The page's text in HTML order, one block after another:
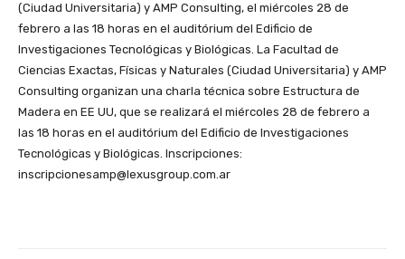
(Ciudad Universitaria) y AMP Consulting, el miércoles 28 de
febrero a las 18 horas en el auditórium del Edificio de
Investigaciones Tecnológicas y Biológicas. La Facultad de
Ciencias Exactas, Físicas y Naturales (Ciudad Universitaria) y AMP
Consulting organizan una charla técnica sobre Estructura de
Madera en EE UU, que se realizará el miércoles 28 de febrero a
las 18 horas en el auditórium del Edificio de Investigaciones
Tecnológicas y Biológicas. Inscripciones:
inscripcionesamp@lexusgroup.com.ar